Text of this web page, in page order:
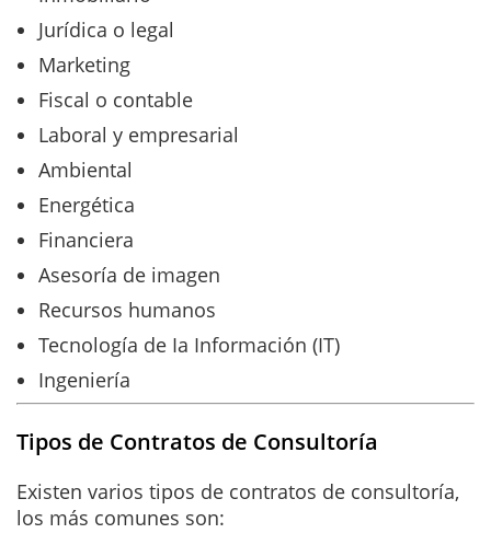
Jurídica o legal
Marketing
Fiscal o contable
Laboral y empresarial
Ambiental
Energética
Financiera
Asesoría de imagen
Recursos humanos
Tecnología de Ia Información (IT)
Ingeniería
Tipos de Contratos de Consultoría
Existen varios tipos de contratos de consultoría,
los más comunes son: